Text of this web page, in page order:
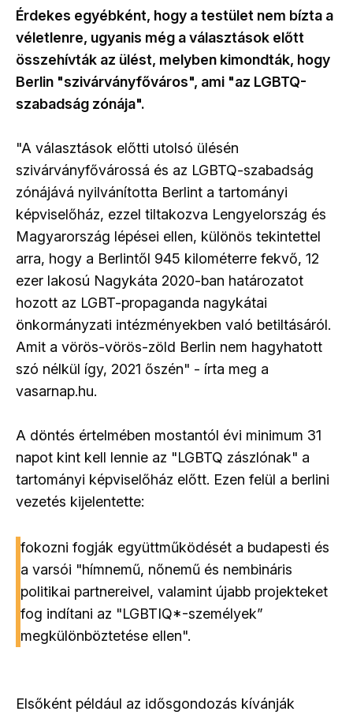
Érdekes egyébként, hogy a testület nem bízta a
véletlenre, ugyanis még a választások előtt
összehívták az ülést, melyben kimondták, hogy
Berlin "szivárványfőváros", ami "az LGBTQ-
szabadság zónája".
"A választások előtti utolsó ülésén
szivárványfővárossá és az LGBTQ-szabadság
zónájává nyilvánította Berlint a tartományi
képviselőház, ezzel tiltakozva Lengyelország és
Magyarország lépései ellen, különös tekintettel
arra, hogy a Berlintől 945 kilométerre fekvő, 12
ezer lakosú Nagykáta 2020-ban határozatot
hozott az LGBT-propaganda nagykátai
önkormányzati intézményekben való betiltásáról.
Amit a vörös-vörös-zöld Berlin nem hagyhatott
szó nélkül így, 2021 őszén" - írta meg a
vasarnap.hu.
A döntés értelmében mostantól évi minimum 31
napot kint kell lennie az "LGBTQ zászlónak" a
tartományi képviselőház előtt. Ezen felül a berlini
vezetés kijelentette:
fokozni fogják együttműködését a budapesti és
a varsói "hímnemű, nőnemű és nembináris
politikai partnereivel, valamint újabb projekteket
fog indítani az "LGBTIQ*-személyek”
megkülönböztetése ellen".
Elsőként például az idősgondozás kívánják